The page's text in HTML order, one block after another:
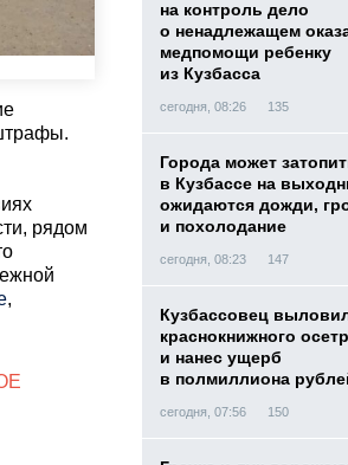
рядом
,
на контроль дело
о ненадлежащем
медпомощи ребенку
из Кузбасса
сегодня, 08:26 135
Города может
в Кузбассе на
ожидаются дожди,
и похолодание
сегодня, 08:23 147
Кузбассовец
краснокнижного
и нанес ущерб
в полмиллиона
сегодня, 07:56 150